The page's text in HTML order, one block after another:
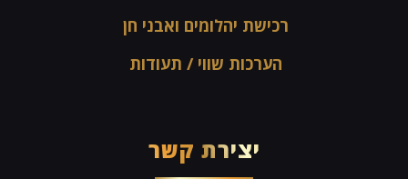
רכישת יהלומים ואבני חן
הערכות שווי / תעודות
יצירת קשר